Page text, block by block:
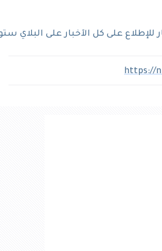
على كل الآخبار على البلاي
https://